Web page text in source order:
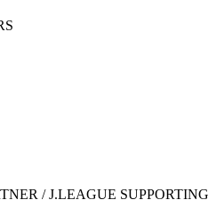
/ J.LEAGUE SUPPORTING